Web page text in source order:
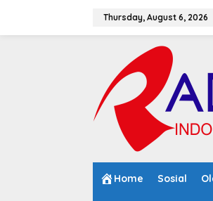
Thursday, August 6, 2026
Home Sosial